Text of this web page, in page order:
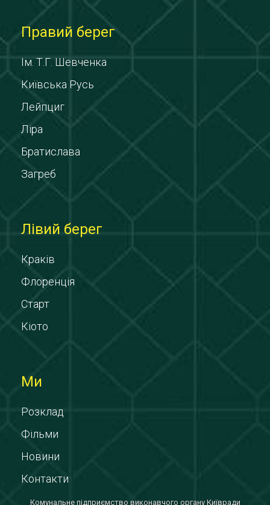
Правий берег
Ім. Т.Г. Шевченка
Київська Русь
Лейпциг
Ліра
Братислава
Загреб
Лівий берег
Краків
Флоренція
Старт
Кіото
Ми
Розклад
Фільми
Новини
Контакти
Комунальне підприємство виконавчого органу Київради